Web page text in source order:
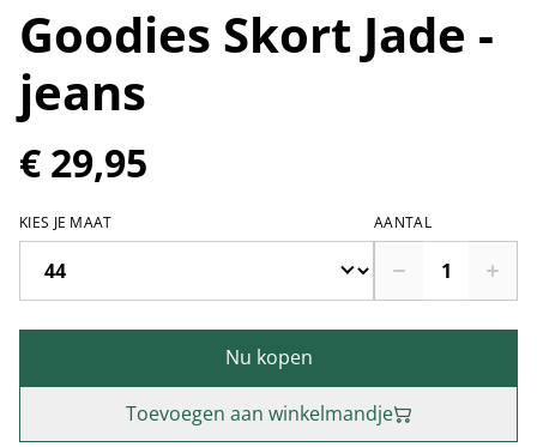
Goodies Skort Jade -
jeans
€ 29,95
KIES JE MAAT AANTAL
Nu kopen
Toevoegen aan winkelmandje